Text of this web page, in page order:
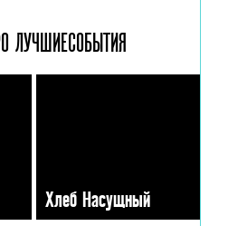
ЛУЧШИЕСОБЫТИЯ
Хлеб Насущный